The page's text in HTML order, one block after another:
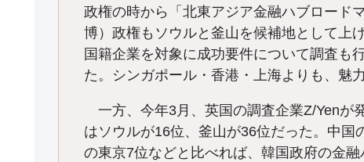
政権の時から「北東アジア金融ハブロード
博）政権もソウルと釜山を候補地として上
国籍企業を対象に成功要件について調査も
た。シンガポール・香港・上海よりも、魅
一方、今年3月、英国の調査企業Z/Yenが
はソウルが16位、釜山が36位だった。中
の東京7位などと比べれば、韓国政府の金融